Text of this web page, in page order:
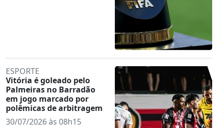
ESPORTE
Vitória é goleado pelo
Palmeiras no Barradão
em jogo marcado por
polêmicas de arbitragem
30/07/2026 às 08h15